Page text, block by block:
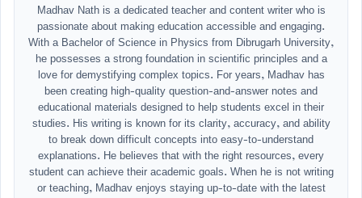
Madhav Nath is a dedicated teacher and content writer who is
passionate about making education accessible and engaging.
With a Bachelor of Science in Physics from Dibrugarh University,
he possesses a strong foundation in scientific principles and a
love for demystifying complex topics. For years, Madhav has
been creating high-quality question-and-answer notes and
educational materials designed to help students excel in their
studies. His writing is known for its clarity, accuracy, and ability
to break down difficult concepts into easy-to-understand
explanations. He believes that with the right resources, every
student can achieve their academic goals. When he is not writing
or teaching, Madhav enjoys staying up-to-date with the latest